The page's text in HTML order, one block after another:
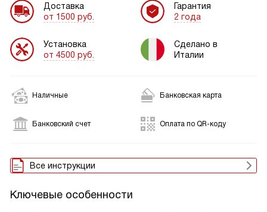
Доставка
от 1500 руб.
Установка
от 4500 руб.
Гарантия
2 года
Сделано в
Италии
Наличные Банковская карта
Банковский счет Оплата по QR-коду
Все инструкции
Ключевые особенности